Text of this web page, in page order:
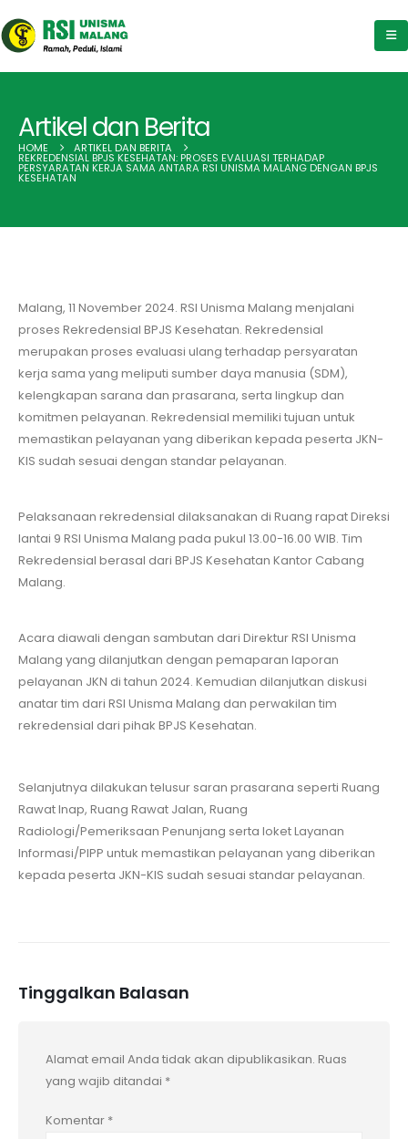
Artikel dan Berita
HOME ARTIKEL DAN BERITA
REKREDENSIAL BPJS KESEHATAN: PROSES EVALUASI TERHADAP
PERSYARATAN KERJA SAMA ANTARA RSI UNISMA MALANG DENGAN BPJS
KESEHATAN
Malang, 11 November 2024. RSI Unisma Malang menjalani
proses Rekredensial BPJS Kesehatan. Rekredensial
merupakan proses evaluasi ulang terhadap persyaratan
kerja sama yang meliputi sumber daya manusia (SDM),
kelengkapan sarana dan prasarana, serta lingkup dan
komitmen pelayanan. Rekredensial memiliki tujuan untuk
memastikan pelayanan yang diberikan kepada peserta JKN-
KIS sudah sesuai dengan standar pelayanan.
Pelaksanaan rekredensial dilaksanakan di Ruang rapat Direksi
lantai 9 RSI Unisma Malang pada pukul 13.00-16.00 WIB. Tim
Rekredensial berasal dari BPJS Kesehatan Kantor Cabang
Malang.
Acara diawali dengan sambutan dari Direktur RSI Unisma
Malang yang dilanjutkan dengan pemaparan laporan
pelayanan JKN di tahun 2024. Kemudian dilanjutkan diskusi
anatar tim dari RSI Unisma Malang dan perwakilan tim
rekredensial dari pihak BPJS Kesehatan.
Selanjutnya dilakukan telusur saran prasarana seperti Ruang
Rawat Inap, Ruang Rawat Jalan, Ruang
Radiologi/Pemeriksaan Penunjang serta loket Layanan
Informasi/PIPP untuk memastikan pelayanan yang diberikan
kepada peserta JKN-KIS sudah sesuai standar pelayanan.
Tinggalkan Balasan
Alamat email Anda tidak akan dipublikasikan. Ruas
yang wajib ditandai *
Komentar *